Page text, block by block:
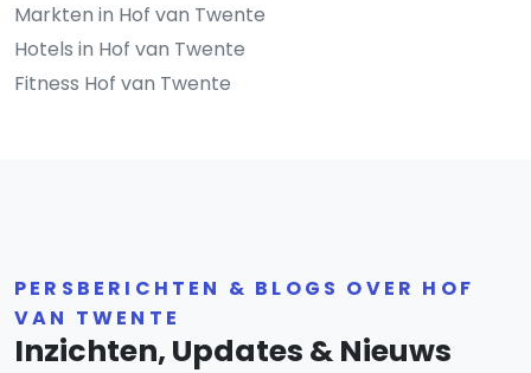
Markten in Hof van Twente
Hotels in Hof van Twente
Fitness Hof van Twente
PERSBERICHTEN & BLOGS OVER HOF
VAN TWENTE
Inzichten, Updates & Nieuws